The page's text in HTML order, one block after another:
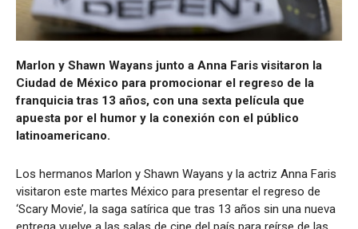
Marlon y Shawn Wayans junto a Anna Faris visitaron la
Ciudad de México para promocionar el regreso de la
franquicia tras 13 años, con una sexta película que
apuesta por el humor y la conexión con el público
latinoamericano.
Los hermanos Marlon y Shawn Wayans y la actriz Anna Faris
visitaron este martes México para presentar el regreso de
‘Scary Movie’, la saga satírica que tras 13 años sin una nueva